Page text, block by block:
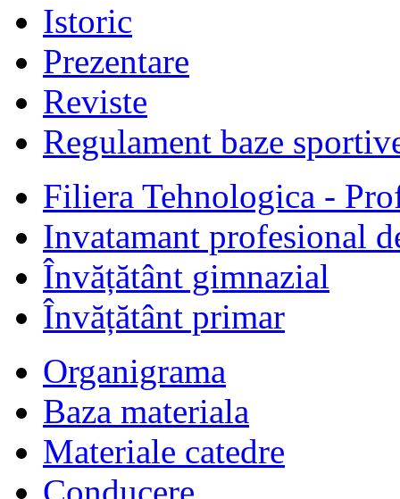
Istoric
Prezentare
Reviste
Regulament baze
Filiera Tehnologica -
Invatamant profesional
Învățătânt gimnazial
Învățătânt primar
Organigrama
Baza materiala
Materiale catedre
Conducere